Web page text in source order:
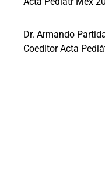
Dr. Armando
Coeditor Acta